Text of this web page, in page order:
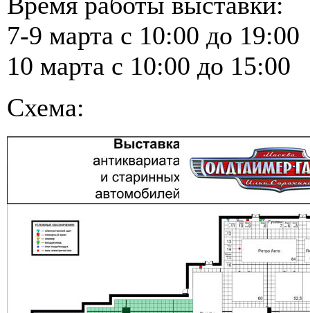
7-9 марта с 10:00 до 19:00
10 марта с 10:00 до 15:00
Схема: